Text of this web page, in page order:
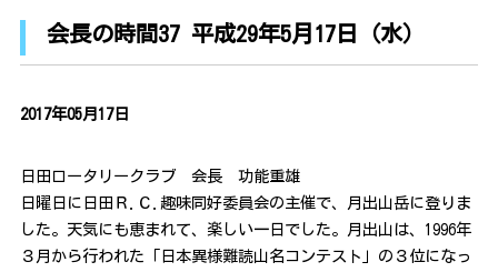
会長の時間37 平成29年5月17日（水）
2017年05月17日
日田ロータリークラブ 会長 功能重雄
日曜日に日田Ｒ.Ｃ.趣味同好委員会の主催で、月出山岳に登りま
した。天気にも恵まれて、楽しい一日でした。月出山は、1996年
３月から行われた「日本異様難読山名コンテスト」の３位になっ